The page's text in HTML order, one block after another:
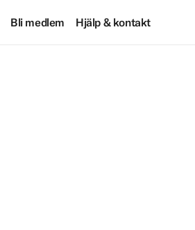
Bli medlem Hjälp & kontakt